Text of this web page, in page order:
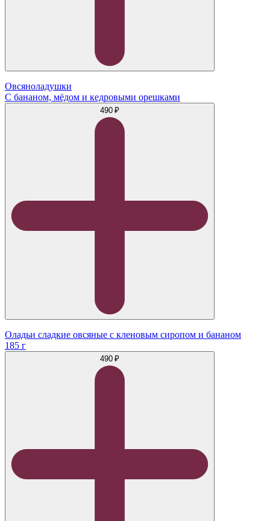
Овсяноладушки
С бананом, мёдом и кедровыми орешками
490 ₽
Оладьи сладкие овсяные с кленовым сиропом и бананом
185 г
490 ₽